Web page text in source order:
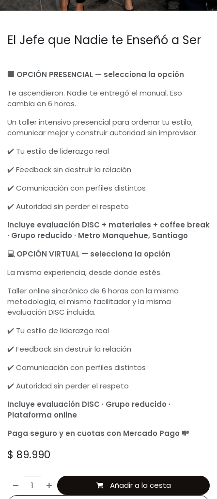
El Jefe que Nadie te Enseñó a Ser
🏢 OPCIÓN PRESENCIAL — selecciona la opción
Te ascendieron. Nadie te entregó el manual. Eso
cambia en 6 horas.
Un taller intensivo presencial para ordenar tu estilo,
comunicar mejor y construir autoridad sin improvisar.
✔️ Tu estilo de liderazgo real
✔️ Feedback sin destruir la relación
✔️ Comunicación con perfiles distintos
✔️ Autoridad sin perder el respeto
Incluye evaluación DISC + materiales + coffee break
· Grupo reducido · Metro Manquehue, Santiago
💻 OPCIÓN VIRTUAL — selecciona la opción
La misma experiencia, desde donde estés.
Taller online sincrónico de 6 horas con la misma
metodología, el mismo facilitador y la misma
evaluación DISC incluida.
✔️ Tu estilo de liderazgo real
✔️ Feedback sin destruir la relación
✔️ Comunicación con perfiles distintos
✔️ Autoridad sin perder el respeto
Incluye evaluación DISC · Grupo reducido ·
Plataforma online
Paga seguro y en cuotas con Mercado Pago 💸
$ 89.990
Añadir a la cesta